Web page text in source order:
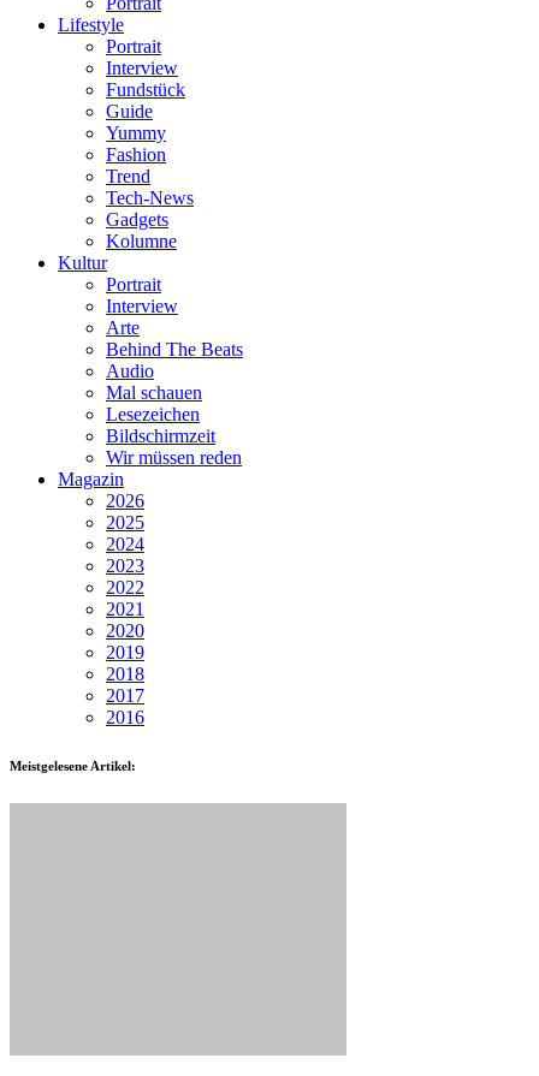
Lifestyle
Portrait
Interview
Fundstück
Guide
Yummy
Fashion
Trend
Tech-News
Gadgets
Kolumne
Kultur
Portrait
Interview
Arte
Behind The Beats
Audio
Mal schauen
Lesezeichen
Bildschirmzeit
Wir müssen reden
Magazin
2026
2025
2024
2023
2022
2021
2020
2019
2018
2017
2016
Meistgelesene Artikel: